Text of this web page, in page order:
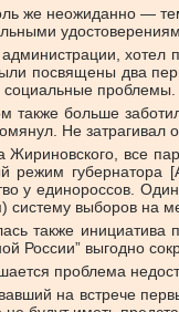
же неожиданно —
посвящены два
проблемы.
также больше
Не затрагивал
все
режим
у единороссов.
систему выборов на
также
России” выгодно
проблема
на встрече